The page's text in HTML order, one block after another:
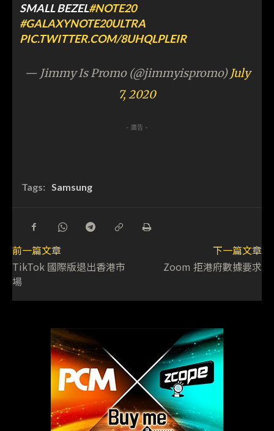
SMALL BEZEL#NOTE20
#GALAXYNOTE20ULTRA
PIC.TWITTER.COM/8UHQLPLEIR
— Jimmy Is Promo (@jimmyispromo) July
7, 2020
- 廣告 -
Tags: Samsung
前一篇文章
TikTok 國際版退出香港市
場
下一篇文章
Zoom 拒港府數據要求